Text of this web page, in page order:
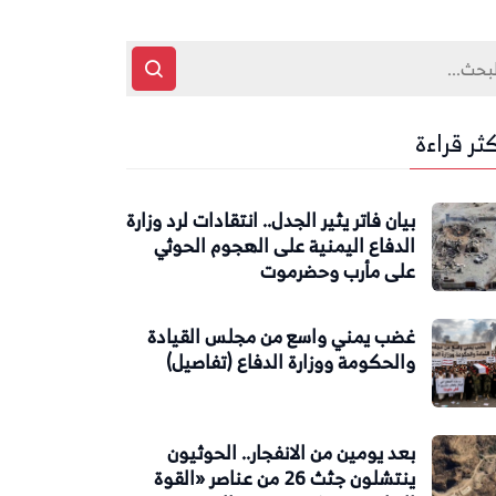
قراءة
بيان فاتر يثير الجدل.. انتقادات لرد وزارة
الدفاع اليمنية على الهجوم الحوثي
على مأرب وحضرموت
غضب يمني واسع من مجلس القيادة
والحكومة ووزارة الدفاع (تفاصيل)
بعد يومين من الانفجار.. الحوثيون
ينتشلون جثث 26 من عناصر «القوة